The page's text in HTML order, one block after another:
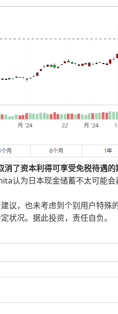
了资本利得可享受免税待遇的
认为日本现金储蓄不太可能会
议，也未考虑到个别用户特殊
状况。据此投资，责任自负。